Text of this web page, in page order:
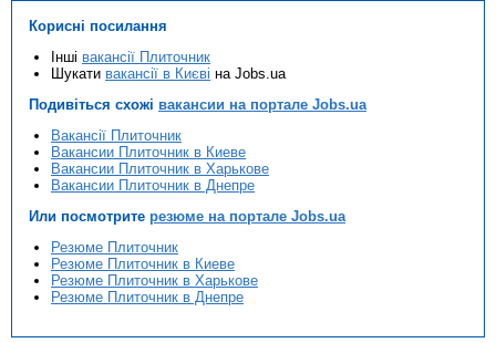
Корисні посилання
Інші вакансії Плиточник
Шукати вакансії в Києві на Jobs.ua
Подивіться схожі вакансии на портале Jobs.ua
Вакансії Плиточник
Вакансии Плиточник в Киеве
Вакансии Плиточник в Харькове
Вакансии Плиточник в Днепре
Или посмотрите резюме на портале Jobs.ua
Резюме Плиточник
Резюме Плиточник в Киеве
Резюме Плиточник в Харькове
Резюме Плиточник в Днепре